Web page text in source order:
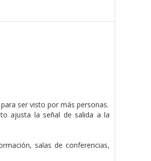
ser visto por más personas.
ajusta la señal de salida a la
salas de conferencias,